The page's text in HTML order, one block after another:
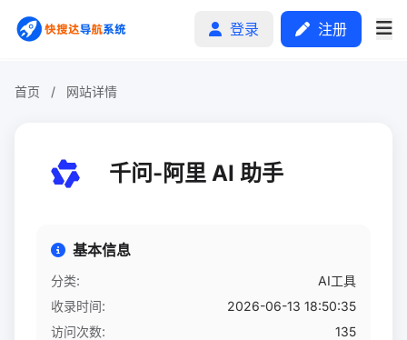
登录 注册
分类排行
自助广告
首页 / 网站详情
千问-阿里 AI 助手
基本信息
分类:
AI工具
收录时间:
2026-06-13 18:50:35
访问次数:
135